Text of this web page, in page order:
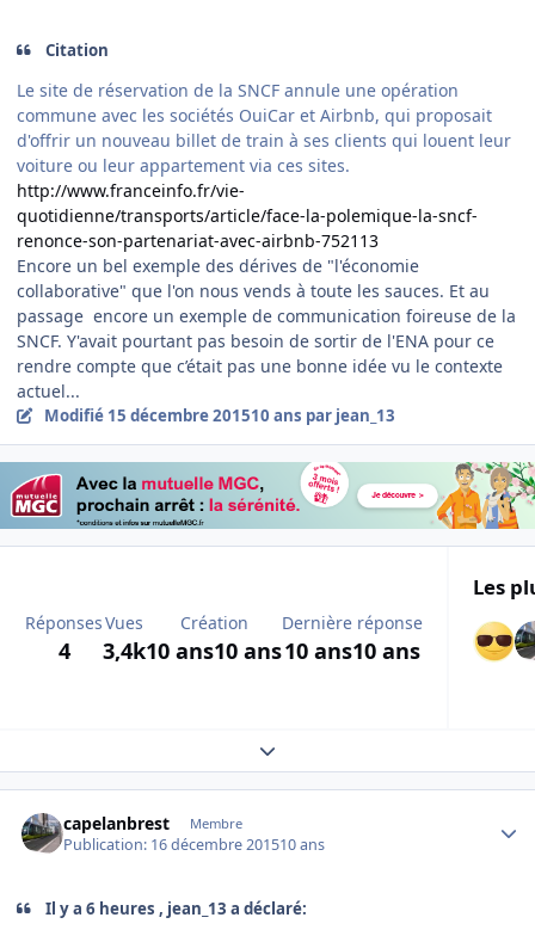
Citation
Le site de réservation de la SNCF annule une opération
commune avec les sociétés OuiCar et Airbnb, qui proposait
d'offrir un nouveau billet de train à ses clients qui louent leur
voiture ou leur appartement via ces sites.
http://www.franceinfo.fr/vie-
quotidienne/transports/article/face-la-polemique-la-sncf-
renonce-son-partenariat-avec-airbnb-752113
Encore un bel exemple des dérives de "l'économie
collaborative" que l'on nous vends à toute les sauces. Et au
passage encore un exemple de communication foireuse de la
SNCF. Y'avait pourtant pas besoin de sortir de l'ENA pour ce
rendre compte que c’était pas une bonne idée vu le contexte
actuel...
Modifié 15 décembre 201510 ans par jean_13
Réponses
4
Vues
3,4k
Création
10 ans10 ans
Dernière réponse
10 ans10 ans
Les
Expand topic overview
capelanbrest Membre
Publication: 16 décembre 201510 ans
Il y a 6 heures , jean_13 a déclaré: